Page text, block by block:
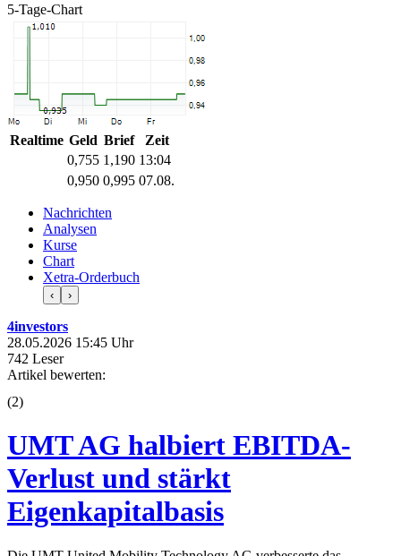
5-Tage-Chart
Realtime Geld Brief
Zeit
0,755 1,190 13:04
0,950 0,995 07.08.
Nachrichten
Analysen
Kurse
Chart
Xetra-Orderbuch
‹ ›
4investors
28.05.2026 15:45 Uhr
742 Leser
Artikel bewerten:
(2)
UMT AG halbiert EBITDA-
Verlust und stärkt
Eigenkapitalbasis